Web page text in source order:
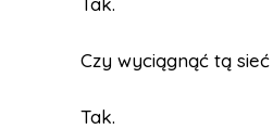
Czy wyciągnąć tą
Tak.